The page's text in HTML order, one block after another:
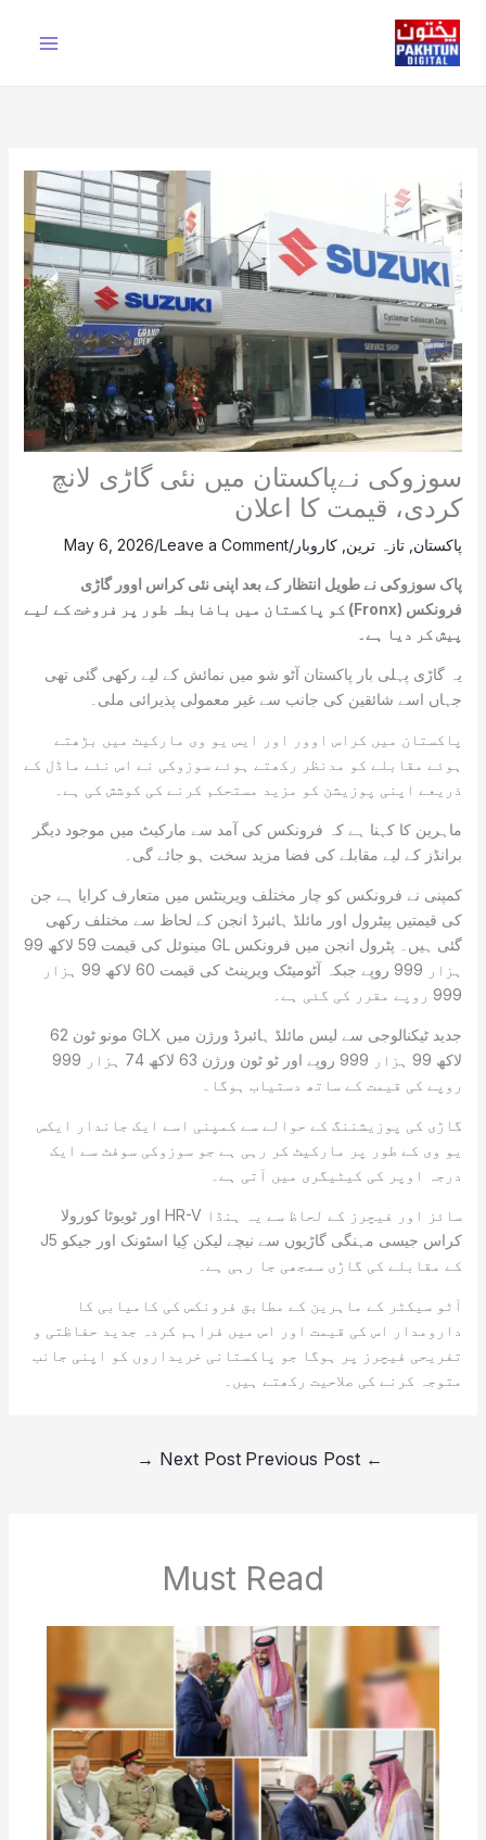
content
سوزوکی نےپاکستان میں نئی گاڑی لانچ
کردی، قیمت کا اعلان
پاکستان تازہ ترین کاروبار /
Leave a Comment
/
May 6, 2026
پاک سوزوکی نے طویل انتظار کے بعد اپنی نئی کراس اوور گاڑی
فرونکس (Fronx) کو پاکستان میں باضابطہ طور پر فروخت کے لیے
پیش کر دیا ہے۔
یہ گاڑی پہلی بار پاکستان آٹو شو میں نمائش کے لیے رکھی گئی تھی
جہاں اسے شائقین کی جانب سے غیر معمولی پذیرائی ملی۔
پاکستان میں کراس اوور اور ایس یو وی مارکیٹ میں بڑھتے
ہوئے مقابلے کو مدنظر رکھتے ہوئے سوزوکی نے اس نئے ماڈل کے
ذریعے اپنی پوزیشن کو مزید مستحکم کرنے کی کوشش کی ہے۔
ماہرین کا کہنا ہے کہ فرونکس کی آمد سے مارکیٹ میں موجود دیگر
برانڈز کے لیے مقابلے کی فضا مزید سخت ہو جائے گی۔
کمپنی نے فرونکس کو چار مختلف ویرینٹس میں متعارف کرایا ہے جن
کی قیمتیں پیٹرول اور مائلڈ ہائبرڈ انجن کے لحاظ سے مختلف رکھی
گئی ہیں۔ پٹرول انجن میں فرونکس GL مینوئل کی قیمت 59 لاکھ 99
ہزار 999 روپے جبکہ آٹومیٹک ویرینٹ کی قیمت 60 لاکھ 99 ہزار
999 روپے مقرر کی گئی ہے۔
جدید ٹیکنالوجی سے لیس مائلڈ ہائبرڈ ورژن میں GLX مونو ٹون 62
لاکھ 99 ہزار 999 روپے اور ٹو ٹون ورژن 63 لاکھ 74 ہزار 999
روپے کی قیمت کے ساتھ دستیاب ہوگا۔
گاڑی کی پوزیشننگ کے حوالے سے کمپنی اسے ایک جاندار ایکس
یو وی کے طور پر مارکیٹ کر رہی ہے جو سوزوکی سوفٹ سے ایک
درجہ اوپر کی کیٹیگری میں آتی ہے۔
سائز اور فیچرز کے لحاظ سے یہ ہنڈا HR-V اور ٹویوٹا کورولا
کراس جیسی مہنگی گاڑیوں سے نیچے لیکن کِیا اسٹونک اور جیکو J5
کے مقابلے کی گاڑی سمجھی جا رہی ہے۔
آٹو سیکٹر کے ماہرین کے مطابق فرونکس کی کامیابی کا
دارومدار اس کی قیمت اور اس میں فراہم کردہ جدید حفاظتی و
تفریحی فیچرز پر ہوگا جو پاکستانی خریداروں کو اپنی جانب
متوجہ کرنے کی صلاحیت رکھتے ہیں۔
←
Next Post
→
Must Read